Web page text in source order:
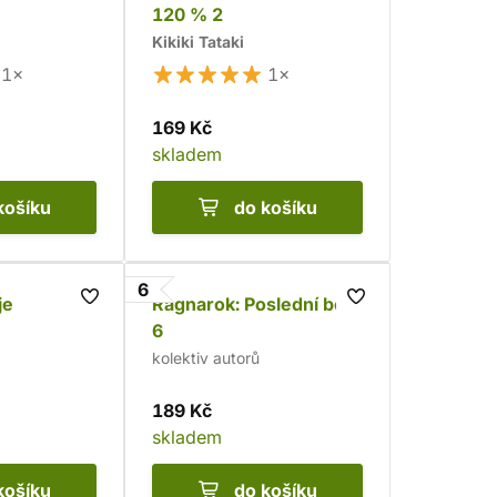
1×
120 % 2
Kikiki Tataki
1×
169 Kč
skladem
do košíku
6
Ragnarok: Poslední boj
6
kolektiv autorů
189 Kč
skladem
do košíku